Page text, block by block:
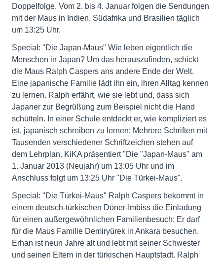
Doppelfolge. Vom 2. bis 4. Januar folgen die Sendungen
mit der Maus in Indien, Südafrika und Brasilien täglich
um 13:25 Uhr.
Special: "Die Japan-Maus" Wie leben eigentlich die
Menschen in Japan? Um das herauszufinden, schickt
die Maus Ralph Caspers ans andere Ende der Welt.
Eine japanische Familie lädt ihn ein, ihren Alltag kennen
zu lernen. Ralph erfährt, wie sie lebt und, dass sich
Japaner zur Begrüßung zum Beispiel nicht die Hand
schütteln. In einer Schule entdeckt er, wie kompliziert es
ist, japanisch schreiben zu lernen: Mehrere Schriften mit
Tausenden verschiedener Schriftzeichen stehen auf
dem Lehrplan. KiKA präsentiert "Die "Japan-Maus" am
1. Januar 2013 (Neujahr) um 13:05 Uhr und im
Anschluss folgt um 13:25 Uhr "Die Türkei-Maus".
Special: "Die Türkei-Maus" Ralph Caspers bekommt in
einem deutsch-türkischen Döner-Imbiss die Einladung
für einen außergewöhnlichen Familienbesuch: Er darf
für die Maus Familie Demiryürek in Ankara besuchen.
Erhan ist neun Jahre alt und lebt mit seiner Schwester
und seinen Eltern in der türkischen Hauptstadt. Ralph